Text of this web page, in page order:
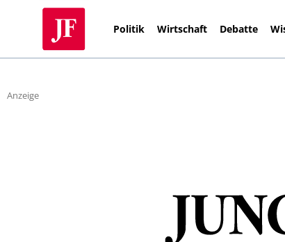
Politik Wirtschaft Debatte
Anzeige